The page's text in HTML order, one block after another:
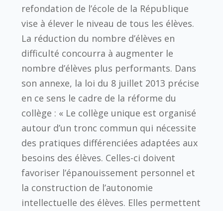
refondation de l’école de la République
vise à élever le niveau de tous les élèves.
La réduction du nombre d’élèves en
difficulté concourra à augmenter le
nombre d’élèves plus performants. Dans
son annexe, la loi du 8 juillet 2013 précise
en ce sens le cadre de la réforme du
collège : « Le collège unique est organisé
autour d’un tronc commun qui nécessite
des pratiques différenciées adaptées aux
besoins des élèves. Celles-ci doivent
favoriser l’épanouissement personnel et
la construction de l’autonomie
intellectuelle des élèves. Elles permettent